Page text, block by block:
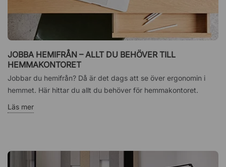
JOBBA HEMIFRÅN – ALLT DU BEHÖVER TILL
HEMMAKONTORET
Jobbar du hemifrån? Då är det dags att se över ergonomin i
hemmet. Här hittar du allt du behöver för hemmakontoret.
Läs mer